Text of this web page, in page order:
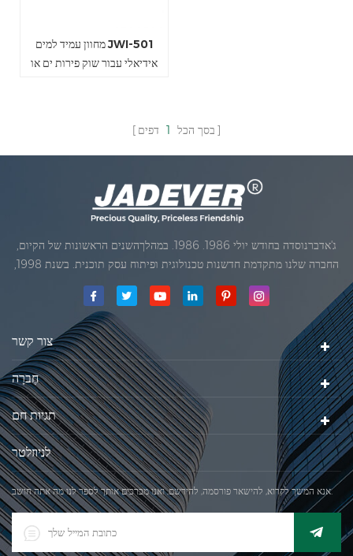
מחוון עמיד למים JWI-501
אידיאלי עבור שוק פירות ים או
בסך הכל 1 דפים
ג'אדברנוסדה בחודש יולי 1986. 1986. במהלךהשנים הראשונות של הקיום,
החברה שלנו מתקדמת חדשנות טכנולוגית ופיתוח עסק תוכנית. בשנת 1998,
החברה שלנו השיגה את המטרה האיכותי, כאשר הראשון של המוצרים שלנו
ג'אדברסולם ושות 'בע"מהיה
צור קשר
חֶברָה
תגיות חם
לניוזלטר
אנא המשך לקרוא, להישאר פורסמה, להירשם, ואנו מברכים אותך לספר לנו מה אתה חושב.